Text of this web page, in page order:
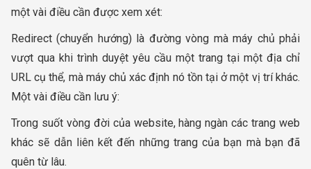
một vài điều cần được xem xét:
Redirect (chuyển hướng) là đường vòng mà máy chủ phải
vượt qua khi trình duyệt yêu cầu một trang tại một địa chỉ
URL cụ thể, mà máy chủ xác định nó tồn tại ở một vị trí khác.
Một vài điều cần lưu ý:
Trong suốt vòng đời của website, hàng ngàn các trang web
khác sẽ dẫn liên kết đến những trang của bạn mà bạn đã
quên từ lâu.